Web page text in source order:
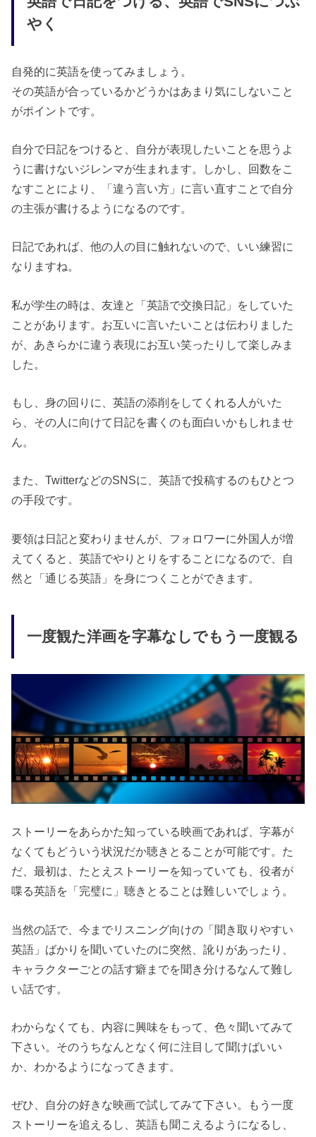
やく
自発的に英語を使ってみましょう。
その英語が合っているかどうかはあまり気にしないこと
がポイントです。
自分で日記をつけると、自分が表現したいことを思うよ
うに書けないジレンマが生まれます。しかし、回数をこ
なすことにより、「違う言い方」に言い直すことで自分
の主張が書けるようになるのです。
日記であれば、他の人の目に触れないので、いい練習に
なりますね。
私が学生の時は、友達と「英語で交換日記」をしていた
ことがあります。お互いに言いたいことは伝わりました
が、あきらかに違う表現にお互い笑ったりして楽しみま
した。
もし、身の回りに、英語の添削をしてくれる人がいた
ら、その人に向けて日記を書くのも面白いかもしれませ
ん。
また、TwitterなどのSNSに、英語で投稿するのもひとつ
の手段です。
要領は日記と変わりませんが、フォロワーに外国人が増
えてくると、英語でやりとりをすることになるので、自
然と「通じる英語」を身につくことができます。
一度観た洋画を字幕なしでもう一度観る
ストーリーをあらかた知っている映画であれば、字幕が
なくてもどういう状況だか聴きとることが可能です。た
だ、最初は、たとえストーリーを知っていても、役者が
喋る英語を「完璧に」聴きとることは難しいでしょう。
当然の話で、今までリスニング向けの「聞き取りやすい
英語」ばかりを聞いていたのに突然、訛りがあったり、
キャラクターごとの話す癖までを聞き分けるなんて難し
い話です。
わからなくても、内容に興味をもって、色々聞いてみて
下さい。そのうちなんとなく何に注目して聞けばいい
か、わかるようになってきます。
ぜひ、自分の好きな映画で試してみて下さい。もう一度
ストーリーを追えるし、英語も聞こえるようになるし、